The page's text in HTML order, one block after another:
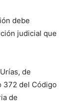
debe
judicial que
de
372 del Código
de